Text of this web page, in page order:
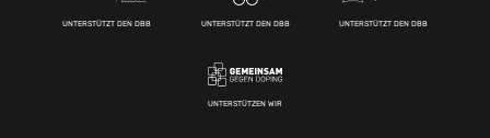
UNTERSTÜTZT DEN DBB UNTERSTÜTZT DEN DBB UNTERSTÜTZT DEN DBB
UNTERSTÜTZEN WIR